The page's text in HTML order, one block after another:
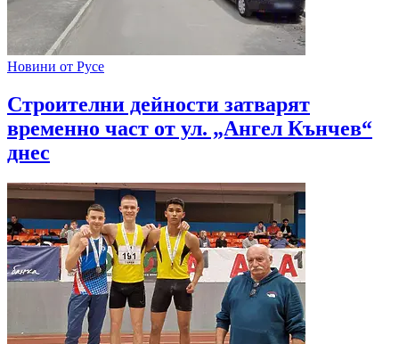
Новини от Русе
Строителни дейности затварят
временно част от ул. „Ангел Кънчев“
днес